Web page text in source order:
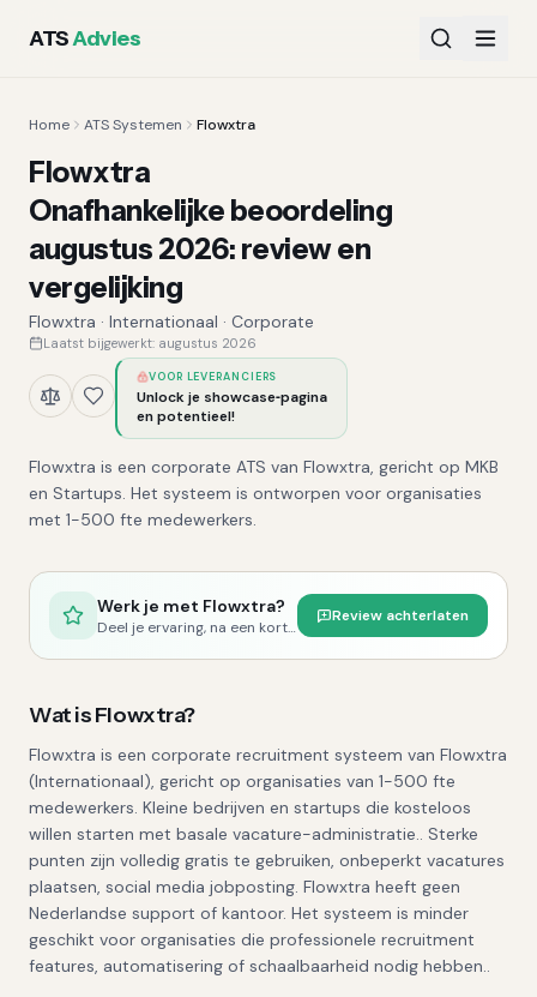
ATSAdvies
Home ATS Systemen Flowxtra
Flowxtra
Onafhankelijke beoordeling
augustus 2026: review en
vergelijking
Flowxtra · Internationaal · Corporate
Laatst bijgewerkt: augustus 2026
VOOR LEVERANCIERS
Unlock je showcase‑pagina
en potentieel!
Flowxtra is een corporate ATS van Flowxtra, gericht op MKB
en Startups. Het systeem is ontworpen voor organisaties
met 1-500 fte medewerkers.
Werk je met Flowxtra?
Deel je ervaring, na een korte controle publiceren we je review.
Review achterlaten
Wat isFlowxtra?
Flowxtra is een corporate recruitment systeem van Flowxtra
(Internationaal), gericht op organisaties van 1-500 fte
medewerkers. Kleine bedrijven en startups die kosteloos
willen starten met basale vacature-administratie.. Sterke
punten zijn volledig gratis te gebruiken, onbeperkt vacatures
plaatsen, social media jobposting. Flowxtra heeft geen
Nederlandse support of kantoor. Het systeem is minder
geschikt voor organisaties die professionele recruitment
features, automatisering of schaalbaarheid nodig hebben..